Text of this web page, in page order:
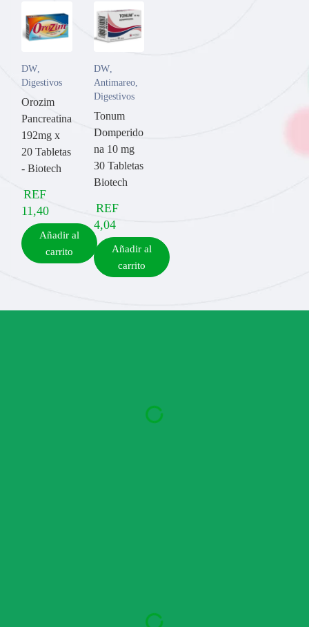
DW,
Digestivos
Orozim
Pancreatina
192mg x
20 Tabletas
- Biotech
REF
11,40
Añadir al
carrito
DW,
Antimareo,
Digestivos
Tonum
Domperido
na 10 mg
30 Tabletas
Biotech
REF
4,04
Añadir al
carrito